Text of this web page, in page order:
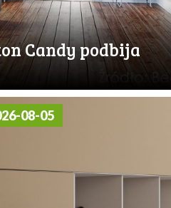
Candy podbija
08-05